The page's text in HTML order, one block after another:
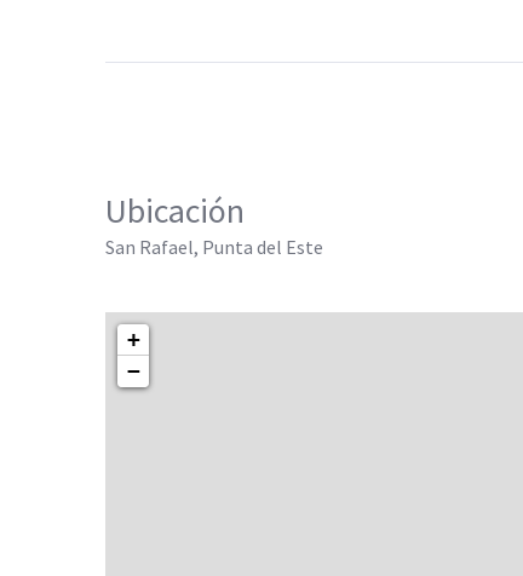
Ubicación
San Rafael, Punta del Este
+
−